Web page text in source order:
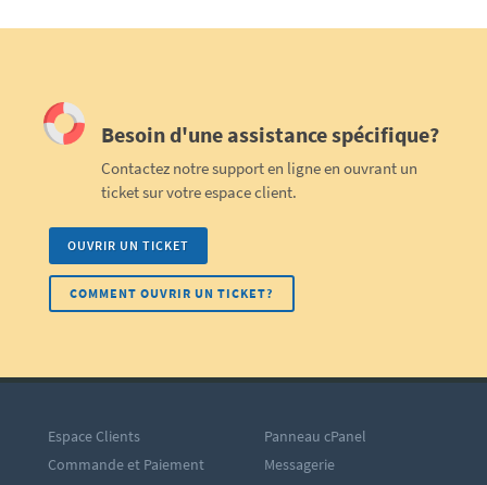
Besoin d'une assistance spécifique?
Contactez notre support en ligne en ouvrant un
ticket sur votre espace client.
OUVRIR UN TICKET
COMMENT OUVRIR UN TICKET?
Espace Clients
Commande et Paiement
Panneau cPanel
Messagerie